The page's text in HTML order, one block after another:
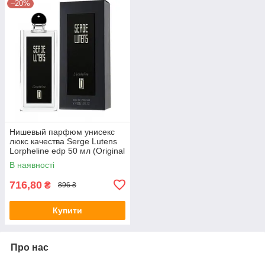
–20%
Нишевый парфюм унисекс
люкс качества Serge Lutens
Lorpheline edp 50 мл (Original
Quality)
В наявності
716,80 ₴ 896 ₴
Купити
Про нас